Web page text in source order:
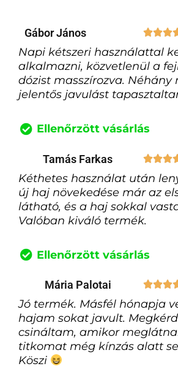
Gábor János 
Napi kétszeri használattal
alkalmazni, közvetlenül a
dózist masszírozva.
jelentős javulást
Ellenőrzött vásárlás
Tamás Farkas 
Kéthetes használat után
új haj növekedése már az
látható, és a haj sokkal
Valóban kiváló termék.
Ellenőrzött vásárlás
Mária Palotai 
Jó termék. Másfél hónapja
hajam sokat javult.
csináltam, amikor
titkomat még kínzás alatt
Köszi